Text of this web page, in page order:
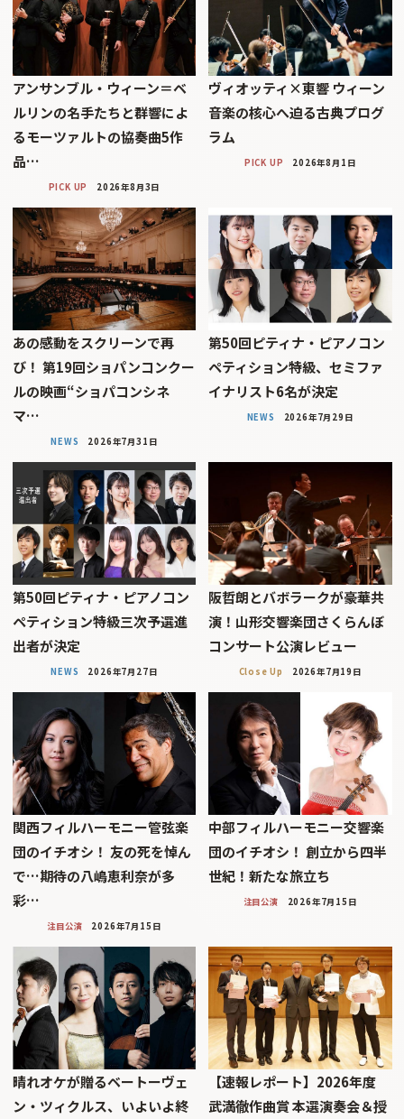
アンサンブル・ウィーン＝ベ
ルリンの名手たちと群響によ
るモーツァルトの協奏曲5作
品…
PICK UP 2026年8月3日
ヴィオッティ×東響 ウィーン
音楽の核心へ迫る古典プログ
ラム
PICK UP 2026年8月1日
あの感動をスクリーンで再
び！ 第19回ショパンコンクー
ルの映画“ショパコンシネ
マ…
NEWS 2026年7月31日
第50回ピティナ・ピアノコン
ペティション特級、セミファ
イナリスト6名が決定
NEWS 2026年7月29日
第50回ピティナ・ピアノコン
ペティション特級三次予選進
出者が決定
NEWS 2026年7月27日
阪哲朗とバボラークが豪華共
演！山形交響楽団さくらんぼ
コンサート公演レビュー
Close Up 2026年7月19日
関西フィルハーモニー管弦楽
団のイチオシ！ 友の死を悼ん
で…期待の八嶋恵利奈が多
彩…
注目公演 2026年7月15日
中部フィルハーモニー交響楽
団のイチオシ！ 創立から四半
世紀！新たな旅立ち
注目公演 2026年7月15日
晴れオケが贈るベートーヴェ
ン・ツィクルス、いよいよ終
【速報レポート】2026年度
武満徹作曲賞 本選演奏会＆授